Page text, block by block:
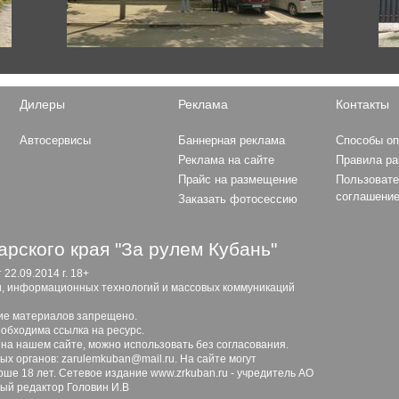
Grandeur
Elantra
Solaris
Ioniq
i30
Lamborghini
Huracan
Urus
MERCEDES AMG
MOTORSPORT
MCLAREN F1 TEAM
SCUDERIA FERRARI
RED BULL RACING
WILLIAMS F1 RACING
STAKE
ALPINE F1 TEAM
Дилеры
Автосервисы
Реклама
Баннерная реклама
Реклама на сайте
Прайс на размещение
Заказать фотосессию
Контакты
Способы
Правила
соглашение
края "За рулем Кубань"
г. 18+
технологий и массовых коммуникаций
материалов запрещено.
ссылка на ресурс.
нашем сайте, можно использовать без согласования.
органов: zarulemkuban@mail.ru. На сайте могут
18 лет. Сетевое издание www.zrkuban.ru - учредитель АО
редактор Головин И.В